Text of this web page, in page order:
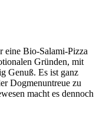
eine Bio-Salami-Pizza
Gründen, mit
Genuß. Es ist ganz
Dogmenuntreue zu
macht es dennoch